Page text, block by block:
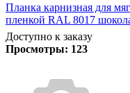
Планка карнизная для
пленкой RAL 8017
Доступно к заказу
Просмотры: 123